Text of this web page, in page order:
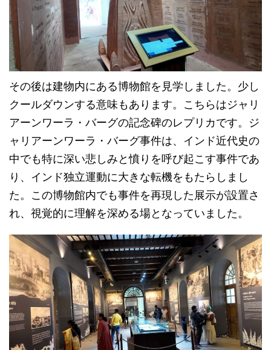
その後は建物内にある博物館を見学しました。少し
クールダウンする意味もあります。こちらはジャリ
アーンワーラ・バーグの記念碑のレプリカです。ジ
ャリアーンワーラ・バーグ事件は、インド近代史の
中でも特に深い悲しみと憤りを呼び起こす事件であ
り、インド独立運動に大きな転機をもたらしまし
た。この博物館内でも事件を再現した展示が設置さ
れ、視覚的に理解を深める場となっていました。